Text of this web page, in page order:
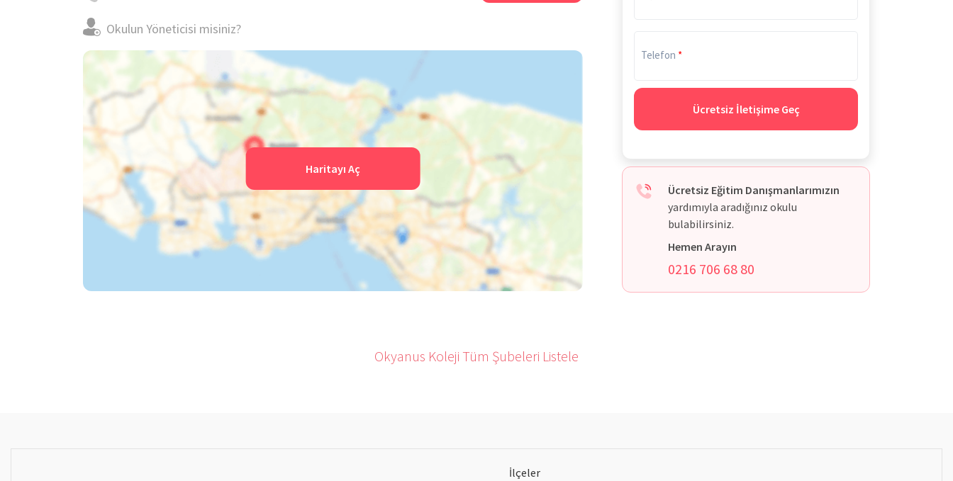
yapılmakta ve öğrencilere 21.yüzyıl gereksinimleri etkin çalışmalarla aktarılmaktadır. Okul geniş fiziksel
alanlarında alanında nitelikli öğretmenleriyle; futbol, yüzme, dekoratif sanatlar, görsel sanatlar, masa
tenisi, voleybol, tenis, tiyatro, fotoğrafçılık, basketbol, drama, el sanatları, satranç, robotik, kodlama,
müzik gibi faaliyetler düzenlemektedir. Düzenlenen bu faaliyetler ile öğrencilerin akademik gelişimlerine
ek olarak spor faaliyetleriyle fiziksel sağlıklarına, sanat faaliyetleriyle yaratıcılık yeteneklerine, bilişsel
faaliyetler ile zihinlerine katkı sağlamaktadır. Bu bağlamda kurum, çok yönlü bir eğitim yaklaşımıyla
öğrencilerinin ilgisini çekebilecek alanlarda varlık göstererek, çocukların sağlıklı hobiler edinmesini
hedeflemektedir.
Okulun Yöneticisi misiniz?
Haritayı Aç
Telefon
Ücretsiz İletişime Geç
Ücretsiz Eğitim Danışmanlarımızın
yardımıyla aradığınız okulu
bulabilirsiniz.
Hemen Arayın
0216 706 68 80
Okyanus Koleji Tüm Şubeleri Listele
İlçeler